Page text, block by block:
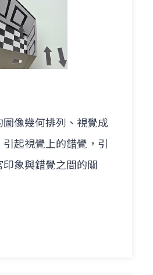
像幾何排列、視覺成
起視覺上的錯覺，引
象與錯覺之間的關